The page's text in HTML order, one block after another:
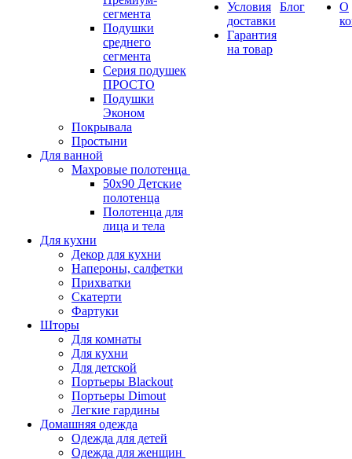
сегмента
Подушки
среднего
сегмента
Серия подушек
ПРОСТО
Подушки
Эконом
Покрывала
Простыни
Для ванной
Махровые полотенца
50х90 Детские
полотенца
Полотенца для
лица и тела
Для кухни
Декор для кухни
Напероны, салфетки
Прихватки
Скатерти
Фартуки
Шторы
Для комнаты
Для кухни
Для детской
Портьеры Blackout
Портьеры Dimout
Легкие гардины
Домашняя одежда
Одежда для детей
Одежда для женщин
Условия
доставки
Гарантия
на товар
Блог
О